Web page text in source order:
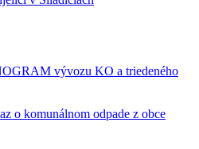
vývozu KO a triedeného
o komunálnom odpade z obce